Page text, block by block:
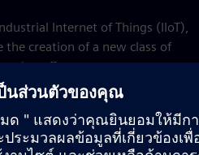
Internet of Things (IIoT),
creation of a new class of
effort.